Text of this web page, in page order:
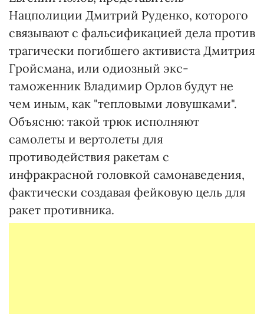
Нацполиции Дмитрий Руденко, которого
связывают с фальсификацией дела против
трагически погибшего активиста Дмитрия
Гройсмана, или одиозный экс-
таможенник Владимир Орлов будут не
чем иным, как "тепловыми ловушками".
Объясню: такой трюк исполняют
самолеты и вертолеты для
противодействия ракетам с
инфракрасной головкой самонаведения,
фактически создавая фейковую цель для
ракет противника.